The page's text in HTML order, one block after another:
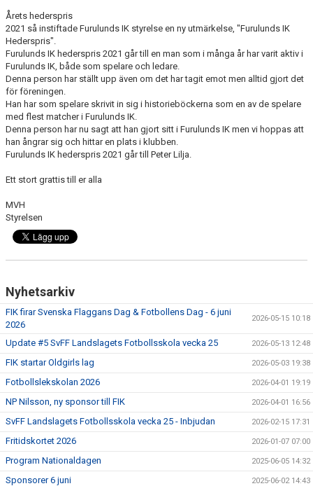
Årets hederspris
2021 så instiftade Furulunds IK styrelse en ny utmärkelse, "Furulunds IK
Hederspris".
Furulunds IK hederspris 2021 går till en man som i många år har varit aktiv i
Furulunds IK, både som spelare och ledare.
Denna person har ställt upp även om det har tagit emot men alltid gjort det
för föreningen.
Han har som spelare skrivit in sig i historieböckerna som en av de spelare
med flest matcher i Furulunds IK.
Denna person har nu sagt att han gjort sitt i Furulunds IK men vi hoppas att
han ångrar sig och hittar en plats i klubben.
Furulunds IK hederspris 2021 går till Peter Lilja.
Ett stort grattis till er alla
MVH
Styrelsen
Nyhetsarkiv
FIK firar Svenska Flaggans Dag & Fotbollens Dag - 6 juni
2026
2026-05-15 10:18
Update #5 SvFF Landslagets Fotbollsskola vecka 25 2026-05-13 12:48
FIK startar Oldgirls lag 2026-05-03 19:38
Fotbollslekskolan 2026 2026-04-01 19:19
NP Nilsson, ny sponsor till FIK 2026-04-01 16:56
SvFF Landslagets Fotbollsskola vecka 25 - Inbjudan 2026-02-15 17:31
Fritidskortet 2026 2026-01-07 07:00
Program Nationaldagen 2025-06-05 14:32
Sponsorer 6 juni 2025-06-02 14:43